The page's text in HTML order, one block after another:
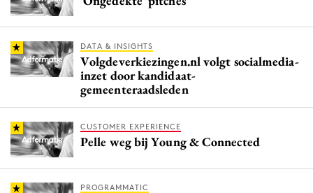
DATA & INSIGHTS
Volgdeverkiezingen.nl volgt socialmedia-
inzet door kandidaat-
gemeenteraadsleden
CUSTOMER EXPERIENCE
Pelle weg bij Young & Connected
PROGRAMMATIC